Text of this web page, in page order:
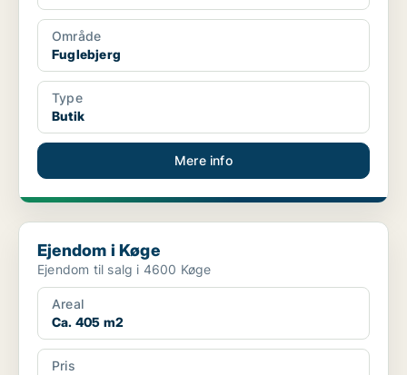
Område
Fuglebjerg
Type
Butik
Mere info
Ejendom i Køge
Ejendom i Køge
Ejendom til salg i 4600 Køge
Areal
Ca. 405 m2
Pris